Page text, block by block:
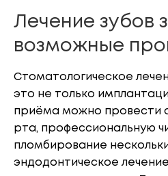
Лечение зубов
возможные
Стоматологическое
это не только
приёма можно провести
рта, профессиональную
пломбирование
эндодонтическое